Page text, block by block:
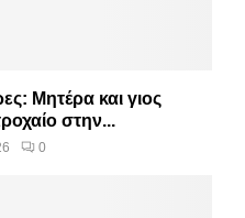
Μητέρα και γιος
στην...
0